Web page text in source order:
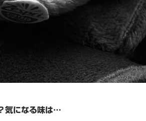
気になる味は…